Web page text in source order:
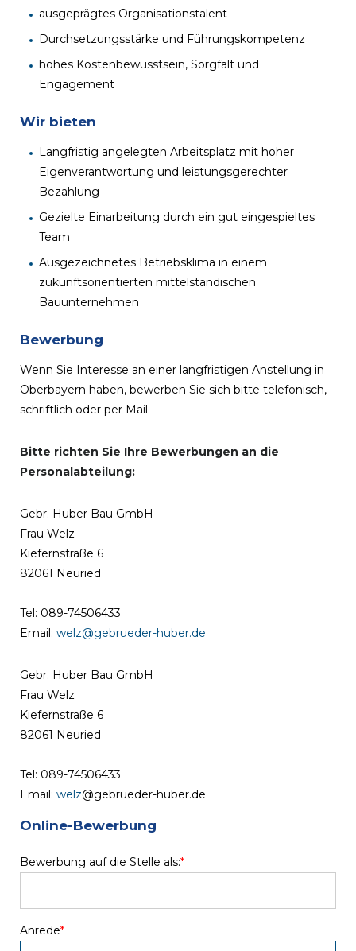
ausgeprägtes Organisationstalent
Durchsetzungsstärke und Führungskompetenz
hohes Kostenbewusstsein, Sorgfalt und
Engagement
Wir bieten
Langfristig angelegten Arbeitsplatz mit hoher
Eigenverantwortung und leistungsgerechter
Bezahlung
Gezielte Einarbeitung durch ein gut eingespieltes
Team
Ausgezeichnetes Betriebsklima in einem
zukunftsorientierten mittelständischen
Bauunternehmen
Bewerbung
Wenn Sie Interesse an einer langfristigen Anstellung in
Oberbayern haben, bewerben Sie sich bitte telefonisch,
schriftlich oder per Mail.
Bitte richten Sie Ihre Bewerbungen an die
Personalabteilung:
Gebr. Huber Bau GmbH
Frau Welz
Kiefernstraße 6
82061 Neuried
Tel: 089-74506433
Email: welz@gebrueder-huber.de
Gebr. Huber Bau GmbH
Frau Welz
Kiefernstraße 6
82061 Neuried
Tel: 089-74506433
Email: welz@gebrueder-huber.de
Online-Bewerbung
Bewerbung auf die Stelle als:*
Anrede*